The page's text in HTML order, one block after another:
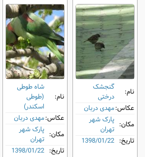
نام:
گنجشک
درختی
عکاس:مهدی دربان
مکان: پارک شهر
تهران
تاریخ: 1398/01/22
نام:
شاه طوطی
(طوطی
اسکندر)
عکاس:مهدی دربان
مکان: پارک شهر
تهران
تاریخ: 1398/01/22